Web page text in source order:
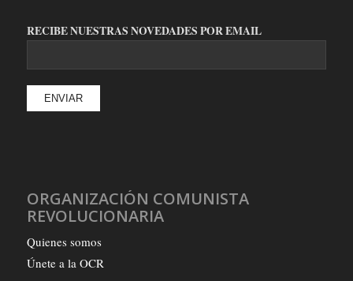
RECIBE NUESTRAS NOVEDADES POR EMAIL
ORGANIZACIÓN COMUNISTA
REVOLUCIONARIA
Quienes somos
Únete a la OCR